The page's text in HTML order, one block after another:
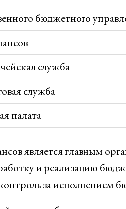
бюджетного
служба
служба
палата
является главным
и реализацию
за исполнением